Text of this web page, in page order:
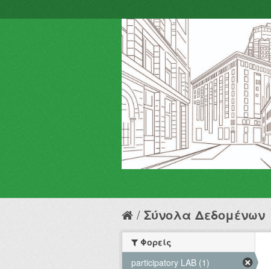
Σύνολα Δεδομένων
Φορείς
participatory LAB (1)